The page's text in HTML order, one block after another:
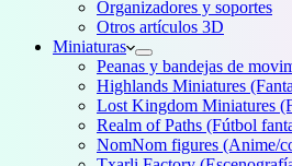
Organizadores y soportes
Otros artículos 3D
Miniaturas
Peanas y bandejas de
Highlands Miniatures
Lost Kingdom Miniatures
Realm of Paths (Fútbol
NomNom figures (Anime/